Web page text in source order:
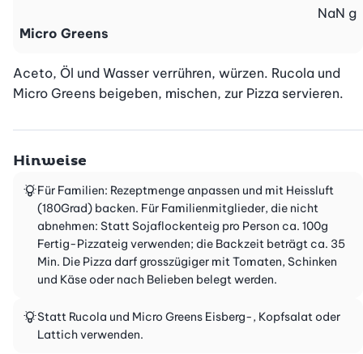
Micro Greens
NaN g
Aceto, Öl und Wasser verrühren, würzen. Rucola und
Micro Greens beigeben, mischen, zur Pizza servieren.
Hinweise
Für Familien: Rezeptmenge anpassen und mit Heissluft
(180Grad) backen. Für Familienmitglieder, die nicht
abnehmen: Statt Sojaflockenteig pro Person ca. 100g
Fertig-Pizzateig verwenden; die Backzeit beträgt ca. 35
Min. Die Pizza darf grosszügiger mit Tomaten, Schinken
und Käse oder nach Belieben belegt werden.
Statt Rucola und Micro Greens Eisberg-, Kopfsalat oder
Lattich verwenden.